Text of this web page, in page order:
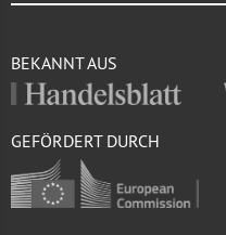
BEKANNT AUS
GEFÖRDERT DURCH